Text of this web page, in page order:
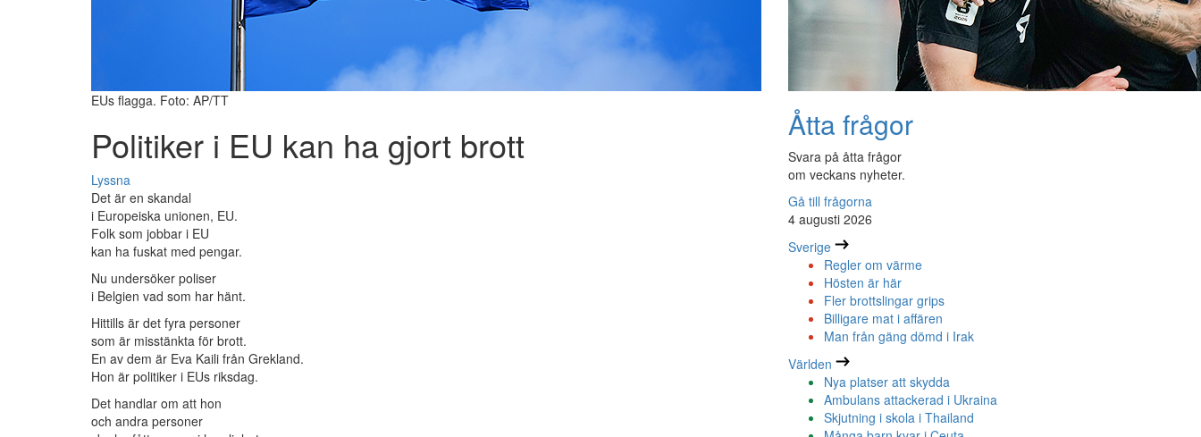
EUs flagga. Foto: AP/TT
Politiker i EU kan ha gjort brott
Lyssna
Det är en skandal
i Europeiska unionen, EU.
Folk som jobbar i EU
kan ha fuskat med pengar.
Nu undersöker poliser
i Belgien vad som har hänt.
Hittills är det fyra personer
som är misstänkta för brott.
En av dem är Eva Kaili från Grekland.
Hon är politiker i EUs riksdag.
Det handlar om att hon
och andra personer
Åtta frågor
Svara på åtta frågor
om veckans nyheter.
Gå till frågorna
4 augusti 2026
Sverige
Regler om värme
Hösten är här
Fler brottslingar grips
Billigare mat i affären
Man från gäng dömd i Irak
Världen
Nya platser att skydda
Ambulans attackerad i Ukraina
Skjutning i skola i Thailand